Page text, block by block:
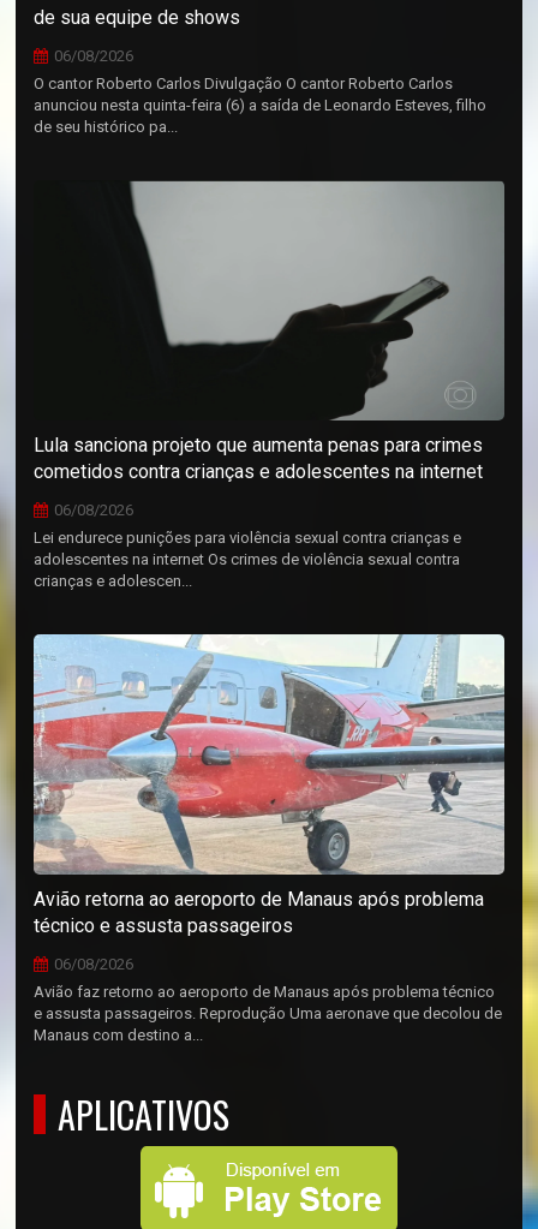
de sua equipe de shows
06/08/2026
O cantor Roberto Carlos Divulgação O cantor Roberto Carlos
anunciou nesta quinta-feira (6) a saída de Leonardo Esteves, filho
de seu histórico pa...
Lula sanciona projeto que aumenta penas para crimes
cometidos contra crianças e adolescentes na internet
06/08/2026
Lei endurece punições para violência sexual contra crianças e
adolescentes na internet Os crimes de violência sexual contra
crianças e adolescen...
Avião retorna ao aeroporto de Manaus após problema
técnico e assusta passageiros
06/08/2026
Avião faz retorno ao aeroporto de Manaus após problema técnico
e assusta passageiros. Reprodução Uma aeronave que decolou de
Manaus com destino a...
APLICATIVOS